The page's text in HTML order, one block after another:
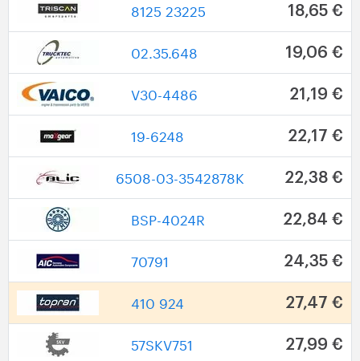
8125 23225 18,65 €
02.35.648 19,06 €
V30-4486 21,19 €
19-6248 22,17 €
6508-03-3542878K 22,38 €
BSP-4024R 22,84 €
70791 24,35 €
410 924 27,47 €
57SKV751 27,99 €